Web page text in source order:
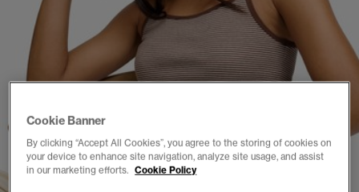
Cookie Banner
By clicking “Accept All Cookies”, you agree to the storing of cookies on
your device to enhance site navigation, analyze site usage, and assist
in our marketing efforts. Cookie Policy